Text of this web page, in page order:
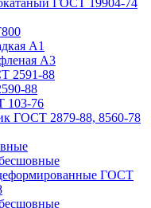
ГОСТ 19904-74
А1
А3
2591-88
88
103-76
ГОСТ 2879-88, 8560-78
ГОСТ